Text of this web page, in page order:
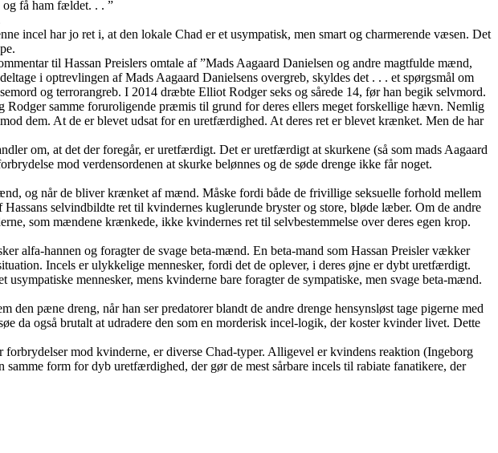
få ham fældet. . . ”
incel har jo ret i, at den lokale Chad er et usympatisk, men smart og charmerende væsen. Det
til Hassan Preislers omtale af ”Mads Aagaard Danielsen og andre magtfulde mænd,
i optrevlingen af Mads Aagaard Danielsens overgreb, skyldes det . . . et spørgsmål om
og terrorangreb. I 2014 dræbte Elliot Rodger seks og sårede 14, før han begik selvmord.
samme foruroligende præmis til grund for deres ellers meget forskellige hævn. Nemlig
dem. At de er blevet udsat for en uretfærdighed. At deres ret er blevet krænket. Men de har
om, at det der foregår, er uretfærdigt. Det er uretfærdigt at skurkene (så som mads Aagaard
mod verdensordenen at skurke belønnes og de søde drenge ikke får noget.
og når de bliver krænket af mænd. Måske fordi både de frivillige seksuelle forhold mellem
selvindbildte ret til kvindernes kuglerunde bryster og store, bløde læber. Om de andre
som mændene krænkede, ikke kvindernes ret til selvbestemmelse over deres egen krop.
alfa-hannen og foragter de svage beta-mænd. En beta-mand som Hassan Preisler vækker
Incels er ulykkelige mennesker, fordi det de oplever, i deres øjne er dybt uretfærdigt.
mennesker, mens kvinderne bare foragter de sympatiske, men svage beta-mænd.
pæne dreng, når han ser predatorer blandt de andre drenge hensynsløst tage pigerne med
da også brutalt at udradere den som en morderisk incel-logik, der koster kvinder livet. Dette
mod kvinderne, er diverse Chad-typer. Alligevel er kvindens reaktion (Ingeborg
form for dyb uretfærdighed, der gør de mest sårbare incels til rabiate fanatikere, der